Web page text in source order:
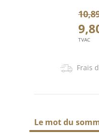
TVAC
Frais
Le mot du